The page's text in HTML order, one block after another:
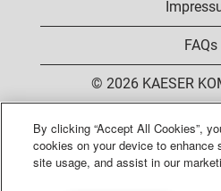
FAQs
© 2026 KAESER
W
i
W
i
W
i
By clicking “Accept All Cookies”,
cookies on your device to enhance
site usage, and assist in our